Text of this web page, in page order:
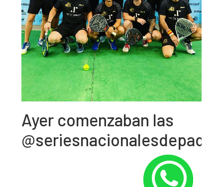
Ayer comenzaban las
@seriesnacionalesdepadel